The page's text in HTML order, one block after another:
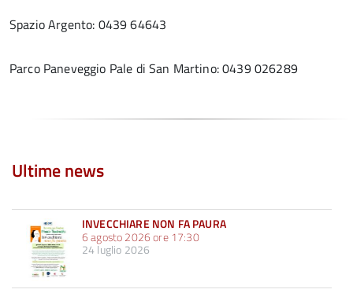
Spazio Argento: 0439 64643
Parco Paneveggio Pale di San Martino: 0439 026289
Ultime news
INVECCHIARE NON FA PAURA
6 agosto 2026 ore 17:30
24 luglio 2026